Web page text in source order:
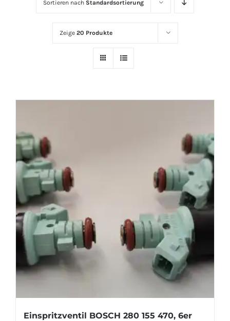
Sortieren nach Standardsortierung
Zeige 20 Produkte
Einspritzventil BOSCH 280 155 470, 6er